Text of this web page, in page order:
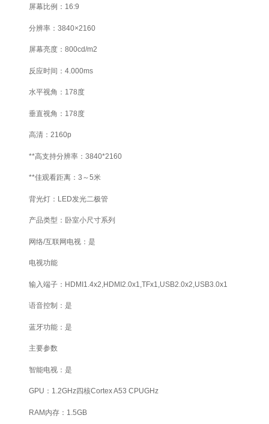
屏幕比例：16:9
分辨率：3840×2160
屏幕亮度：800cd/m2
反应时间：4.000ms
水平视角：178度
垂直视角：178度
高清：2160p
**高支持分辨率：3840*2160
**佳观看距离：3～5米
背光灯：LED发光二极管
产品类型：卧室小尺寸系列
网络/互联网电视：是
电视功能
输入端子：HDMI1.4x2,HDMI2.0x1,TFx1,USB2.0x2,USB3.0x1
语音控制：是
蓝牙功能：是
主要参数
智能电视：是
GPU：1.2GHz四核Cortex A53 CPUGHz
RAM内存：1.5GB